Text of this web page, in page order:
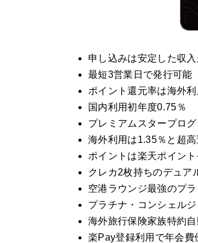
申し込みは安定した収
最短3営業日で発行可能
ポイント還元率は海外
国内利用初年度0.75％
プレミアムスタープロ
海外利用は1.35％と超
ポイントは楽天ポイン
クレカ2枚持ちのデュア
空港ラウンジ最強のプ
プラチナ・コンシェル
海外旅行保険家族特約自
楽Pay登録利用で年会費